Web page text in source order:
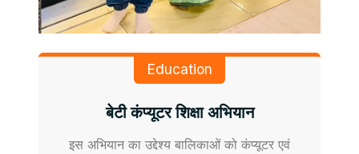
Education
बेटी कंप्यूटर शिक्षा अभियान
इस अभियान का उद्देश्य बालिकाओं को कंप्यूटर एवं